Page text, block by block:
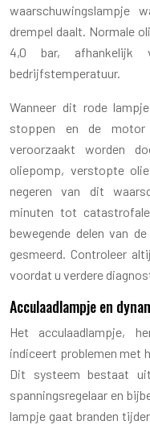
waarschuwingslampje
drempel daalt. Normale
4,0 bar, afhankelijk
bedrijfstemperatuur.
Wanneer dit rode
stoppen en de motor
veroorzaakt worden
oliepomp, verstopte
negeren van dit
minuten tot
bewegende delen van
gesmeerd. Controleer
voordat u verdere
Acculaadlampje en
Het acculaadlampje,
indiceert problemen met
Dit systeem bestaat
spanningsregelaar en
lampje gaat branden